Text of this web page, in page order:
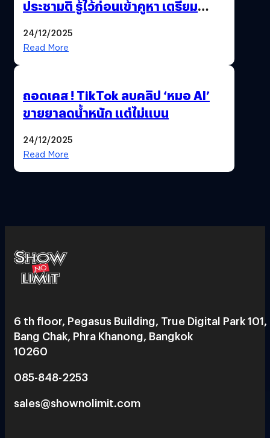
ประชามติ รู้ไว้ก่อนเข้าคูหา เตรียม
24/12/2025
Read More
ถอดเคส ! TikTok ลบคลิป ‘หมอ AI’
ขายยาลดน้ำหนัก แต่ไม่แบน
24/12/2025
Read More
6 th floor, Pegasus Building, True Digital Park 101,
Bang Chak, Phra Khanong, Bangkok
10260
085-848-2253
sales@shownolimit.com